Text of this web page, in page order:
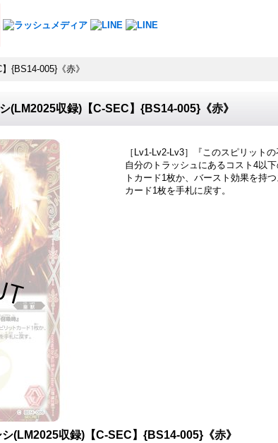
{BS14-005}《赤》
(LM2025収録)【C-SEC】{BS14-005}《赤》
［Lv1-Lv2-Lv3］『このスピリットの
自分のトラッシュにあるコスト4以
トカード1枚か、バースト効果を持
カード1枚を手札に戻す。
(LM2025収録)【C-SEC】{BS14-005}《赤》